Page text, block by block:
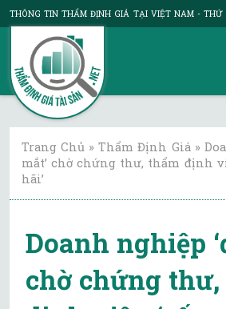
THÔNG TIN THẨM ĐỊNH GIÁ TẠI VIỆT NAM- THỨ
Trang Chủ »Thẩm Định Giá»
mắt’ chờ chứng thư, thẩm định
hãi’
Doanh nghiệp
chờ chứng